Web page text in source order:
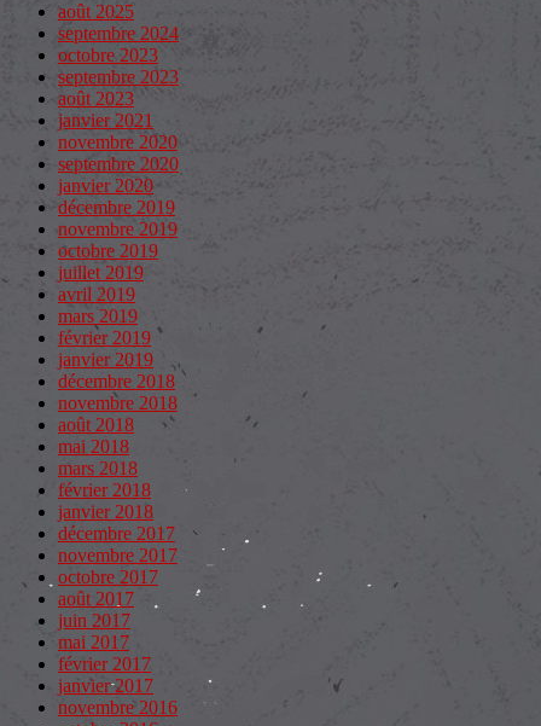
août 2025
septembre 2024
octobre 2023
septembre 2023
août 2023
janvier 2021
novembre 2020
septembre 2020
janvier 2020
décembre 2019
novembre 2019
octobre 2019
juillet 2019
avril 2019
mars 2019
février 2019
janvier 2019
décembre 2018
novembre 2018
août 2018
mai 2018
mars 2018
février 2018
janvier 2018
décembre 2017
novembre 2017
octobre 2017
août 2017
juin 2017
mai 2017
février 2017
janvier 2017
novembre 2016